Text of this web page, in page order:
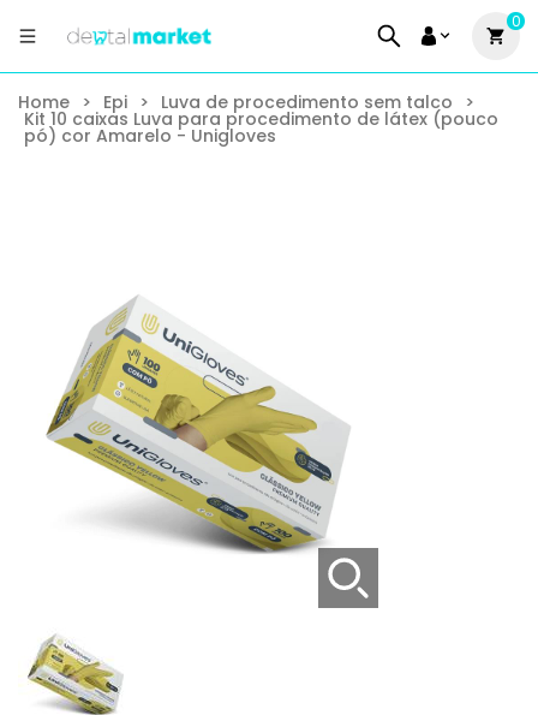
0
Home > Epi > Luva de procedimento sem talco >
Kit 10 caixas Luva para procedimento de látex (pouco
pó) cor Amarelo - Unigloves